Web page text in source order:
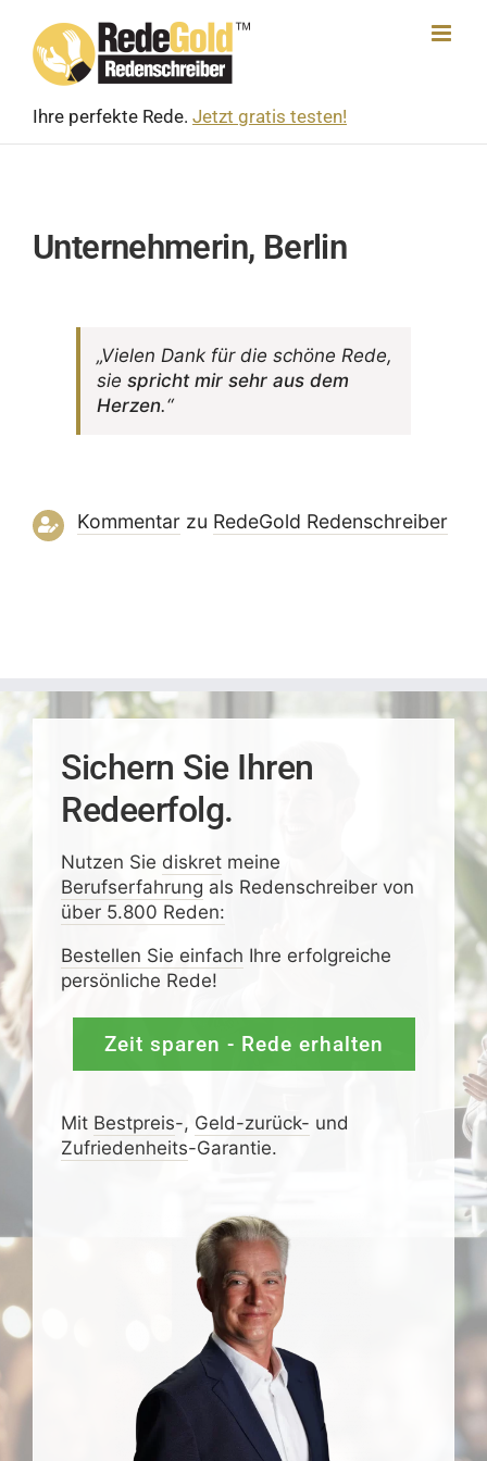
content
Ihre perfekte Rede. Jetzt gratis testen!
Unternehmerin, Berlin
„Vielen Dank für die schöne Rede,
sie spricht mir sehr aus dem
Herzen.“
Kommentarzu RedeGold Reden­schreiber
Sichern Sie Ihren
Redeerfolg.
Nutzen Sie diskretmeine
Berufserfahrung als Redenschreiber von
über 5.800 Reden:
Bestellen Sie einfach Ihre erfolgreiche
persönliche Rede!
Zeit sparen - Rede erhalten
Mit Bestpreis-, Geld-zurück- und
Zufrieden­­heits-Garantie.